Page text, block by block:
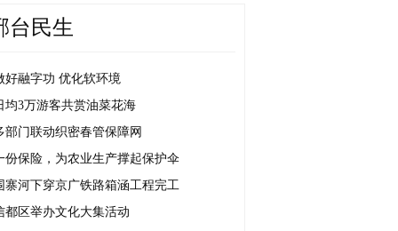
台民生
好融字功 优化软环境
均3万游客共赏油菜花海
部门联动织密春管保障网
份保险，为农业生产撑起保护伞
寨河下穿京广铁路箱涵工程完工
都区举办文化大集活动